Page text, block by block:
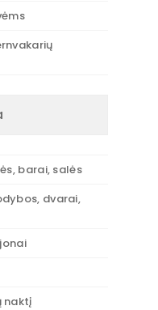
barai, salės
dvarai,
naktį